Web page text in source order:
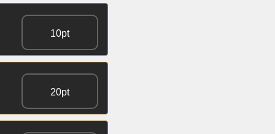
10pt
20pt